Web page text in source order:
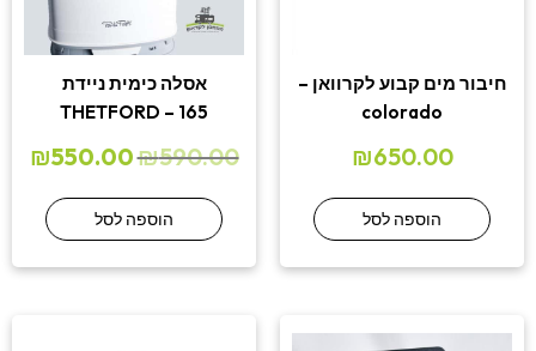
חיבור מים קבוע לקרוואן –
colorado
₪650.00
הוספה לסל
אסלה כימית ניידת
THETFORD – 165
₪590.00
₪550.00
הוספה לסל